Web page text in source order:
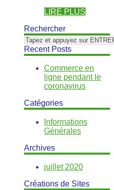
LIRE PLUS
Rechercher
Recent Posts
Commerce en
ligne pendant le
coronavirus
Catégories
Informations
Générales
Archives
juillet 2020
Créations de Sites